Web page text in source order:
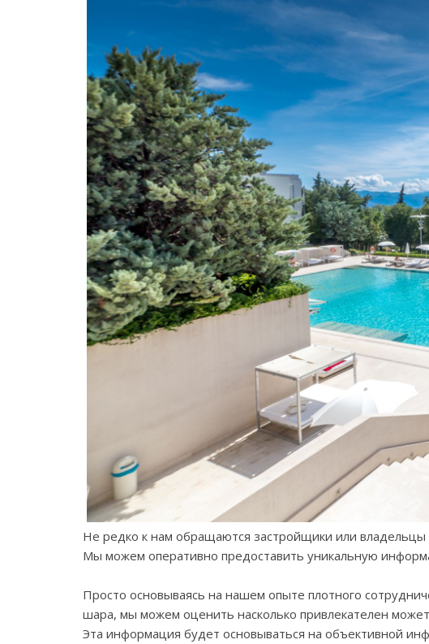
Не редко к нам обращаются застройщики или
Мы можем оперативно предоставить уникальную
Просто основываясь на нашем опыте плотного
шара, мы можем оценить насколько привлекателен
Эта информация будет основываться на объективной